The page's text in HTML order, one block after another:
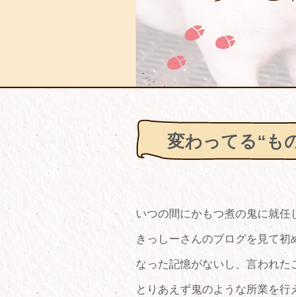
変わってる“も
いつの間にかもつ煮の鬼に就任
きっしーさんのブログを見て初
なった記憶がないし、言われた
とりあえず鬼のような所業を行